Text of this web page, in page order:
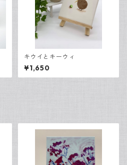
キウイとキーウィ
¥1,650